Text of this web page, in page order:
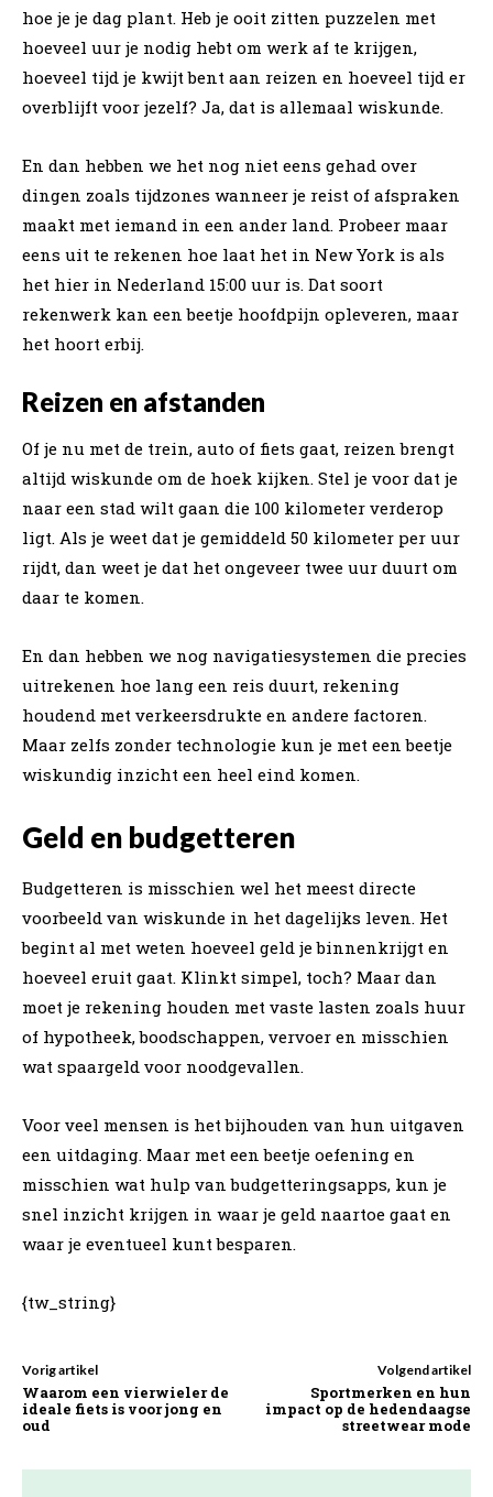
hoe je je dag plant. Heb je ooit zitten puzzelen met
hoeveel uur je nodig hebt om werk af te krijgen,
hoeveel tijd je kwijt bent aan reizen en hoeveel tijd er
overblijft voor jezelf? Ja, dat is allemaal wiskunde.
En dan hebben we het nog niet eens gehad over
dingen zoals tijdzones wanneer je reist of afspraken
maakt met iemand in een ander land. Probeer maar
eens uit te rekenen hoe laat het in New York is als
het hier in Nederland 15:00 uur is. Dat soort
rekenwerk kan een beetje hoofdpijn opleveren, maar
het hoort erbij.
Reizen en afstanden
Of je nu met de trein, auto of fiets gaat, reizen brengt
altijd wiskunde om de hoek kijken. Stel je voor dat je
naar een stad wilt gaan die 100 kilometer verderop
ligt. Als je weet dat je gemiddeld 50 kilometer per uur
rijdt, dan weet je dat het ongeveer twee uur duurt om
daar te komen.
En dan hebben we nog navigatiesystemen die precies
uitrekenen hoe lang een reis duurt, rekening
houdend met verkeersdrukte en andere factoren.
Maar zelfs zonder technologie kun je met een beetje
wiskundig inzicht een heel eind komen.
Geld en budgetteren
Budgetteren is misschien wel het meest directe
voorbeeld van wiskunde in het dagelijks leven. Het
begint al met weten hoeveel geld je binnenkrijgt en
hoeveel eruit gaat. Klinkt simpel, toch? Maar dan
moet je rekening houden met vaste lasten zoals huur
of hypotheek, boodschappen, vervoer en misschien
wat spaargeld voor noodgevallen.
Voor veel mensen is het bijhouden van hun uitgaven
een uitdaging. Maar met een beetje oefening en
misschien wat hulp van budgetteringsapps, kun je
snel inzicht krijgen in waar je geld naartoe gaat en
waar je eventueel kunt besparen.
{tw_string}
Vorig artikel
Waarom een vierwieler de
ideale fiets is voor jong en
oud
Volgend artikel
Sportmerken en hun
impact op de hedendaagse
streetwear mode